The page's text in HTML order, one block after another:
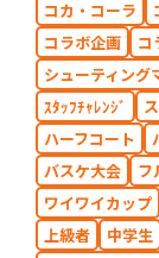
コカ・コーラ
コラボ企画
コ
シューティング
ｽﾀｯﾌﾁｬﾚﾝｼﾞ
ハーフコート
バスケ大会
フ
ワイワイカップ
上級者
中学生